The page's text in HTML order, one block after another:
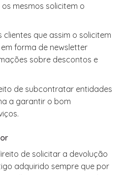
mesmos solicitem o
clientes que assim o solicitem
forma de newsletter
sobre descontos e
de subcontratar entidades
a garantir o bom
de solicitar a devolução
adquirido sempre que por